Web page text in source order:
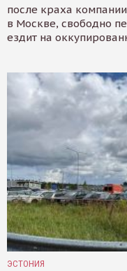
после краха
в Москве, свободно
ездит на
ЭСТОНИЯ